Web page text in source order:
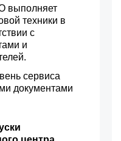
выполняет
техники в
с
и
сервиса
документами